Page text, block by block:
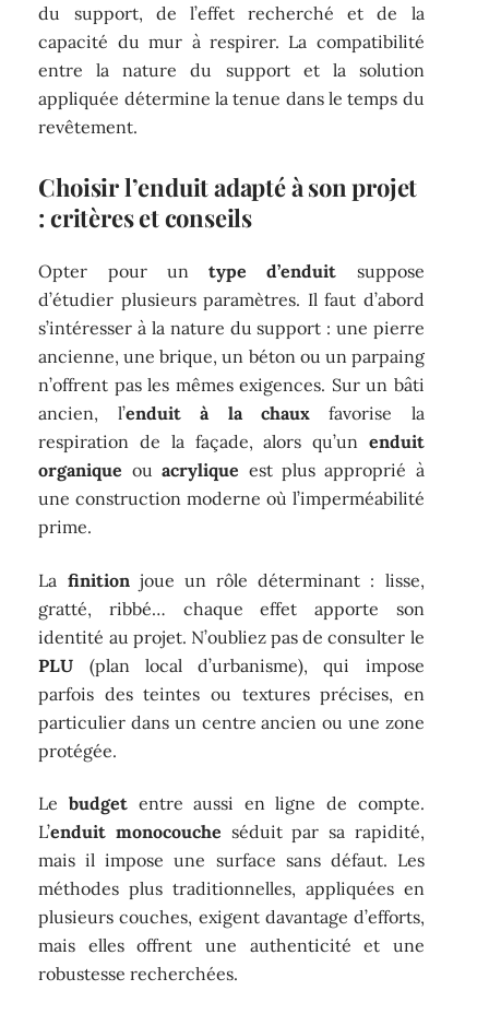
du support, de l’effet recherché et de la
capacité du mur à respirer. La compatibilité
entre la nature du support et la solution
appliquée détermine la tenue dans le temps du
revêtement.
Choisir l’enduit adapté à son projet
: critères et conseils
Opter pour untype d’enduit suppose
d’étudier plusieurs paramètres. Il faut d’abord
s’intéresser à la nature du support : une pierre
ancienne, une brique, un béton ou un parpaing
n’offrent pas les mêmes exigences. Sur un bâti
ancien, l’enduit à la chauxfavorise la
respiration de la façade, alors qu’un enduit
organique ouacrylique est plus approprié à
une construction moderne où l’imperméabilité
prime.
La finitionjoue un rôle déterminant : lisse,
gratté, ribbé… chaque effet apporte son
identité au projet. N’oubliez pas de consulter le
PLU (plan local d’urbanisme), qui impose
parfois des teintes ou textures précises, en
particulier dans un centre ancien ou une zone
protégée.
Le budgetentre aussi en ligne de compte.
L’enduit monocouche séduit par sa rapidité,
mais il impose une surface sans défaut. Les
méthodes plus traditionnelles, appliquées en
plusieurs couches, exigent davantage d’efforts,
mais elles offrent une authenticité et une
robustesse recherchées.